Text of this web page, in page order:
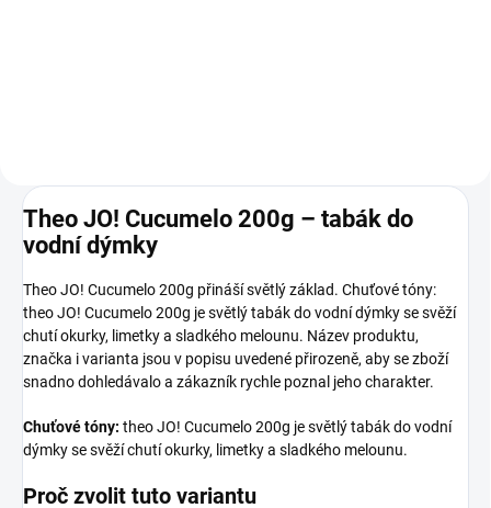
Theo JO! Cucumelo 200g – tabák do
vodní dýmky
Theo JO! Cucumelo 200g přináší světlý základ. Chuťové tóny:
theo JO! Cucumelo 200g je světlý tabák do vodní dýmky se svěží
chutí okurky, limetky a sladkého melounu. Název produktu,
značka i varianta jsou v popisu uvedené přirozeně, aby se zboží
snadno dohledávalo a zákazník rychle poznal jeho charakter.
Chuťové tóny: theo JO! Cucumelo 200g je světlý tabák do vodní
dýmky se svěží chutí okurky, limetky a sladkého melounu.
Proč zvolit tuto variantu